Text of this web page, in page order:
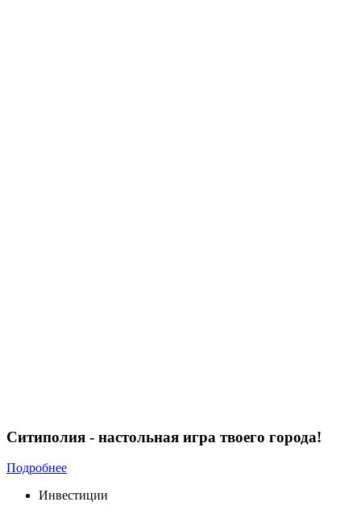
Ситиполия - настольная игра твоего города!
Подробнее
Инвестиции